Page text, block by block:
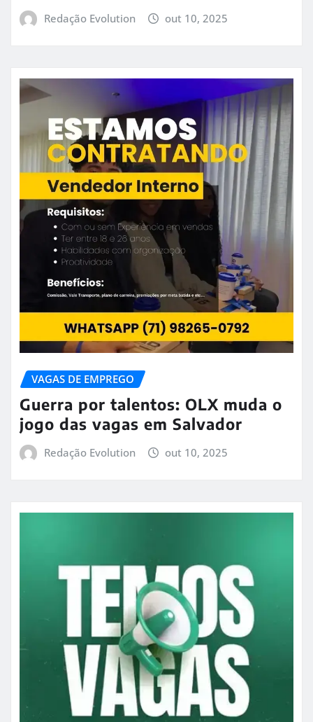
Redação Evolution out 10, 2025
VAGAS DE EMPREGO
Guerra por talentos: OLX muda o
jogo das vagas em Salvador
Redação Evolution out 10, 2025